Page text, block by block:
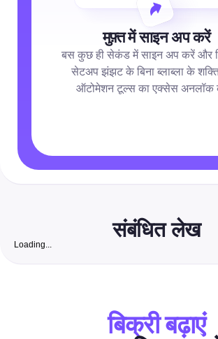
मुफ़्त में साइन अप करें
बस कुछ ही सेकंड में साइन अप करें और
सेटअप झंझट के बिना ब्लाब्ला के
ऑटोमेशन टूल्स का एक्सेस अनलॉक
संबंधित लेख
संक्षेपण के साथ जांचे गए मुफ्त वॉलपेपर साइट्स की
सोशल-साइज प्रीसेट्स, नामकरण टेम्पलेट्स और
Loading...
बिक्री बढ़ाएं